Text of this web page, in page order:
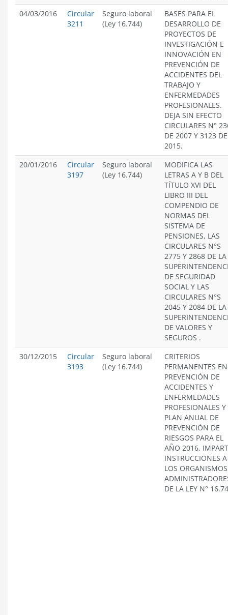
04/03/2016
Circular
3211
Seguro laboral
(Ley 16.744)
BASES PARA EL
DESARROLLO DE
PROYECTOS DE
INVESTIGACIÓN E
INNOVACIÓN EN
PREVENCIÓN DE
ACCIDENTES DEL
TRABAJO Y
ENFERMEDADES
PROFESIONALES.
DEJA SIN EFECTO
CIRCULARES N°
DE 2007 Y 3123 DE
2015.
20/01/2016
Circular
3197
Seguro laboral
(Ley 16.744)
MODIFICA LAS
LETRAS A Y B DEL
TÍTULO XVI DEL
LIBRO III DEL
COMPENDIO DE
NORMAS DEL
SISTEMA DE
PENSIONES, LAS
CIRCULARES N°S
2775 Y 2868 DE LA
DE SEGURIDAD
SOCIAL Y LAS
CIRCULARES N°S
2045 Y 2084 DE LA
DE VALORES Y
SEGUROS .
30/12/2015
Circular
3193
Seguro laboral
(Ley 16.744)
CRITERIOS
PERMANENTES EN
PREVENCIÓN DE
ACCIDENTES Y
ENFERMEDADES
PROFESIONALES Y
PLAN ANUAL DE
PREVENCIÓN DE
RIESGOS PARA EL
AÑO 2016.
INSTRUCCIONES A
LOS ORGANISMOS
DE LA LEY N°